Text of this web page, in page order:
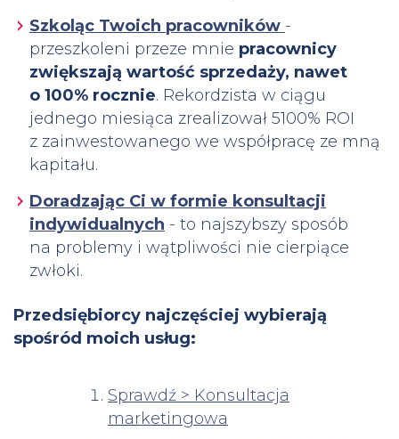
Szkoląc Twoich pracowników -
przeszkoleni przeze mnie pracownicy
zwiększają wartość sprzedaży, nawet
o 100% rocznie. Rekordzista w ciągu
jednego miesiąca zrealizował 5100% ROI
z zainwestowanego we współpracę ze mną
kapitału.
Doradzając Ci w formie konsultacji
indywidualnych - to najszybszy sposób
na problemy i wątpliwości nie cierpiące
zwłoki.
Przedsiębiorcy najczęściej wybierają
spośród moich usług:
Sprawdź > Konsultacja
marketingowa